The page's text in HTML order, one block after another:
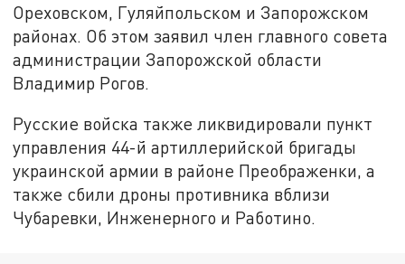
Ореховском, Гуляйпольском и Запорожском
районах. Об этом заявил член главного совета
администрации Запорожской области
Владимир Рогов.
Русские войска также ликвидировали пункт
управления 44-й артиллерийской бригады
украинской армии в районе Преображенки, а
также сбили дроны противника вблизи
Чубаревки, Инженерного и Работино.